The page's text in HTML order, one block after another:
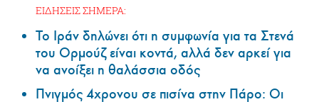
ΕΙΔΗΣΕΙΣ ΣΗΜΕΡΑ:
Το Ιράν δηλώνει ότι η συμφωνία για τα Στενά
του Ορμούζ είναι κοντά, αλλά δεν αρκεί για
να ανοίξει η θαλάσσια οδός
Πνιγμός 4χρονου σε πισίνα στην Πάρο: Οι